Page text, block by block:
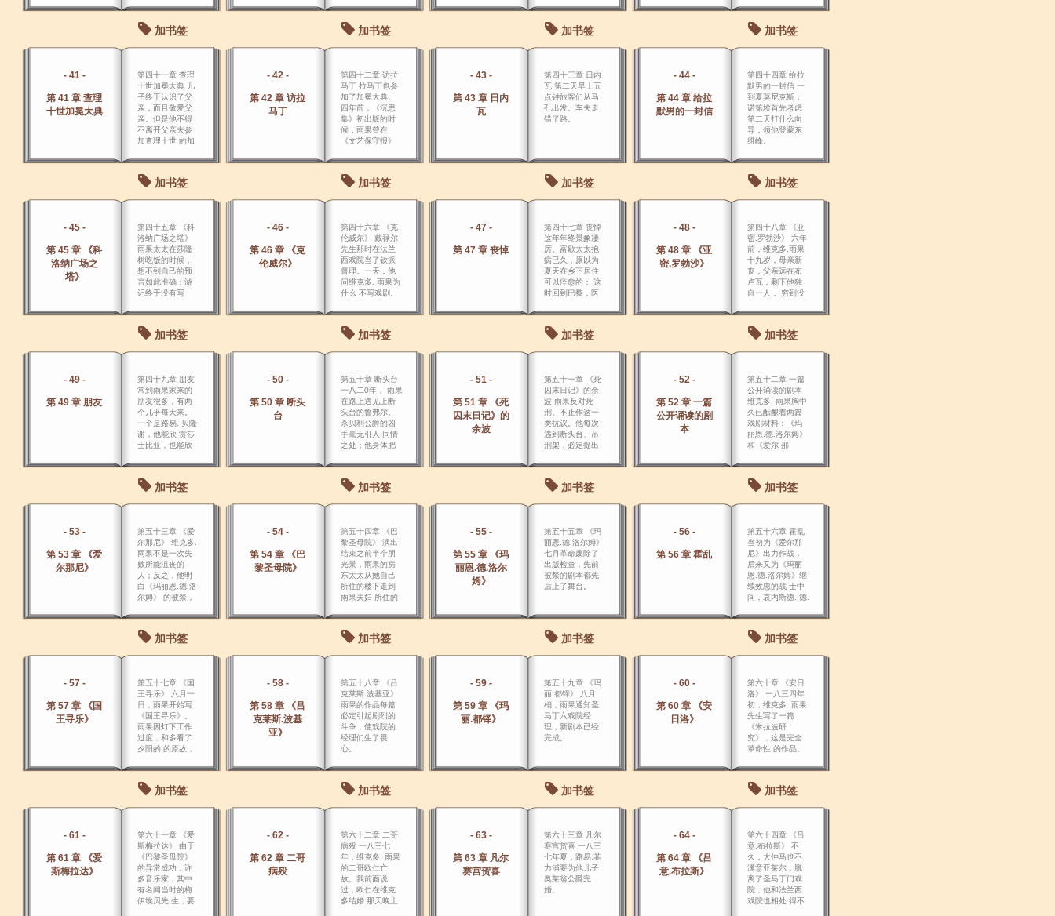
能放到我们的法
国诗句里去，因
此着手写一本散
加书签 加书签
贾。
加书签 加书签
- 41 -
第 41 章 查理
十世加冕大典
第四十一章 查理
十世加冕大典 儿
子终于认识了父
亲，而且敬爱父
亲。但是他不得
不离开父亲去参
加查理十世 的加
妻和女儿。
加书签
- 42 -
第 42 章 访拉
马丁
第四十二章 访拉
马丁 拉马丁也参
加了加冕大典。
四年前，《沉思
集》初出版的时
候，雨果曾在
《文艺保守报》
的出现： “这才是
诗人写的诗，有
诗在里面的诗！”
遍。
加书签
- 43 -
第 43 章 日内
瓦
第四十三章 日内
瓦 第二天早上五
点钟旅客们从马
孔出发。车夫走
错了路。
加书签
- 44 -
第 44 章 给拉
默男的一封信
第四十四章 给拉
默男的一封信 一
到夏莫尼克斯，
诺第埃首先考虑
第二天打什么向
导，领他登蒙东
维峰。
加书签
- 45 -
第 45 章 《科
洛纳广场之
塔》
第四十五章 《科
洛纳广场之塔》
雨果太太在莎隆
树吃饭的时候，
想不到自己的预
言如此准确；游
记终于没有写
加书签
- 46 -
第 46 章 《克
伦威尔》
第四十六章 《克
伦威尔》 戴禄尔
先生那时在法兰
西戏院当了钦派
督理。一天，他
问维克多. 雨果为
什么 不写戏剧。
加书签
- 47 -
第 47 章 丧悼
第四十七章 丧悼
这年年终景象凄
厉。富歇太太抱
病已久，原以为
夏天在乡下居住
可以痊愈的； 这
时回到巴黎，医
望。
加书签
- 48 -
第 48 章 《亚
密.罗勃沙》
第四十八章 《亚
密.罗勃沙》 六年
前，维克多.雨果
十九岁，母亲新
丧，父亲远在布
卢瓦，剩下他独
自一人， 穷到没
加书签
- 49 -
第 49 章 朋友
第四十九章 朋友
常到雨果家来的
朋友很多，有两
个几乎每天来。
一个是路易. 贝隆
谢，他能欣 赏莎
士比亚，也能欣
加书签
- 50 -
第 50 章 断头
台
第五十章 断头台
一八二0年， 雨果
在路上遇见上断
头台的鲁弗尔。
杀贝利公爵的凶
手毫无引人 同情
之处；他身体肥
嘴唇，一个象嫩
骨片似的鼻子，
两只眼睛发着 玻
加书签
- 51 -
第 51 章 《死
囚末日记》的
余波
第五十一章 《死
囚末日记》的余
波 雨果反对死
刑。不止作这一
类抗议。他每次
遇到断头台、吊
刑架，必定提出
的原则。
加书签
- 52 -
第 52 章 一篇
公开诵读的剧
本
第五十二章 一篇
公开诵读的剧本
维克多. 雨果胸中
久已酝酿着两篇
戏剧材料：《玛
丽恩.德.洛尔姆》
和《爱尔 那
先写哪一篇，最
后还是决定先写
《玛丽恩.德.洛尔
加书签
- 53 -
第 53 章 《爱
尔那尼》
第五十三章 《爱
尔那尼》 维克多.
雨果不是一次失
败所能沮丧的
人；反之，他明
白《玛丽恩.德.洛
尔姆》 的被禁，
品是有利的。
加书签
- 54 -
第 54 章 《巴
黎圣母院》
第五十四章 《巴
黎圣母院》 演出
结束之前半个朋
光景，雨果的房
东太太从她自己
所住的楼下走到
雨果夫妇 所住的
容。
加书签
- 55 -
第 55 章 《玛
丽恩.德.洛尔
姆》
第五十五章 《玛
丽恩.德.洛尔姆》
七月革命废除了
出版检查，先前
被禁的剧本都先
后上了舞台。
加书签
- 56 -
第 56 章 霍乱
第五十六章 霍乱
当初为《爱尔那
尼》出力作战，
后来又为《玛丽
恩.德.洛尔姆》继
续效忠的战 士中
间，哀内斯德. 德.
热烈的一员。
加书签
- 57 -
第 57 章 《国
王寻乐》
第五十七章 《国
王寻乐》 六月一
日，雨果开始写
《国王寻乐》。
雨果因灯下工作
过度，和多看了
夕阳的 的原故，
医生叫他要戴绿
眼镜，多散步，
多看草木的绿
加书签
- 58 -
第 58 章 《吕
克莱斯.波基
亚》
第五十八章 《吕
克莱斯.波基亚》
雨果的作品每篇
必定引起剧烈的
斗争，使戏院的
经理们生了畏
心。
加书签
- 59 -
第 59 章 《玛
丽.都铎》
第五十九章 《玛
丽.都铎》 八月
梢，雨果通知圣
马丁六戏院经
理，新剧本已经
完成。
加书签
- 60 -
第 60 章 《安
日洛》
第六十章 《安日
洛》 一八三四年
初，维克多. 雨果
先生写了一篇
《米拉波研
究》，这是完全
革命性 的作品。
加书签
- 61 -
第 61 章 《爱
斯梅拉达》
第六十一章 《爱
斯梅拉达》 由于
《巴黎圣母院》
的异常成功，许
多音乐家，其中
有名闻当时的梅
伊埃贝先 生，要
- 62 -
第 62 章 二哥
病殁
第六十二章 二哥
病殁 一八三七
年，维克多. 雨果
的二哥欧仁亡
故。我前面说
过，欧仁在维克
多结婚 那天晚上
- 63 -
第 63 章 凡尔
赛宫贺喜
第六十三章 凡尔
赛宫贺喜 一八三
七年夏，路易.菲
力浦要为他儿子
奥莱翁公爵完
婚。
- 64 -
第 64 章 《吕
意.布拉斯》
第六十四章 《吕
意.布拉斯》 不
久，大仲马也不
满意亚莱尔，脱
离了圣马丁门戏
院；他和法兰西
戏院也相处 得不